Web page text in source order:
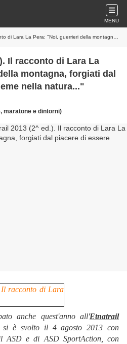
MENU
guerrieri della montagna, forgiati dal piacere di essere insieme nella natura..."
Il racconto di Lara La
montagna, forgiati dal
nella natura..."
maratone e dintorni)
anche quest'anno all'Etnatrail
si è svolto il 4 agosto 2013 con
ASD e di ASD SportAction, con